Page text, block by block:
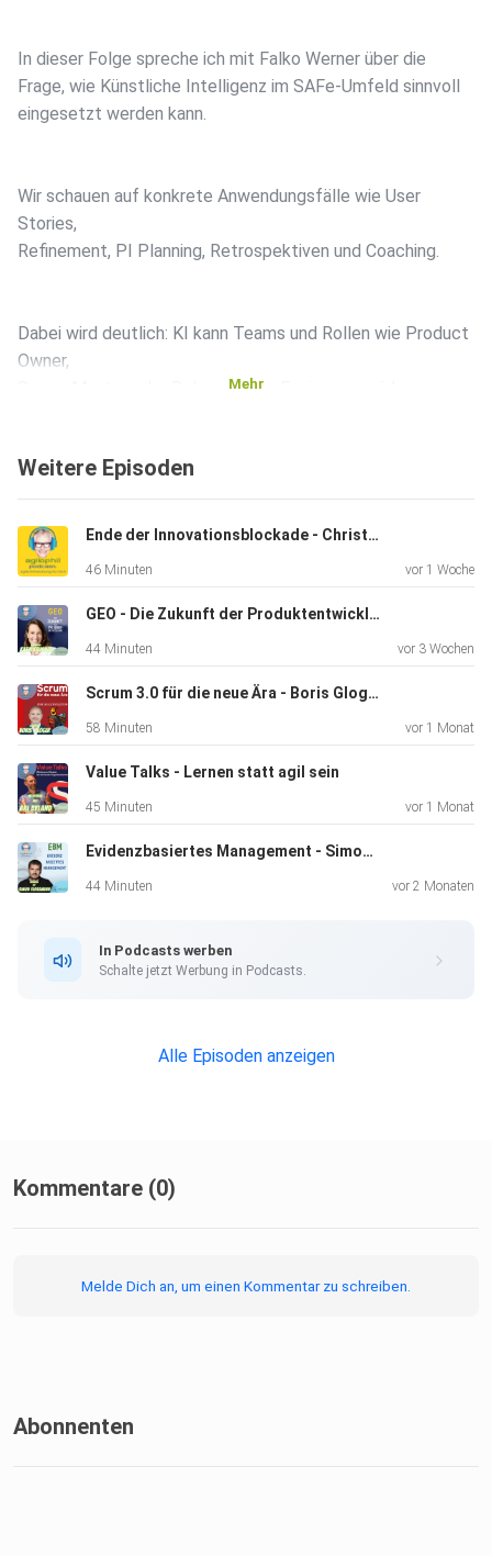
In dieser Folge spreche ich mit Falko Werner über die
Frage, wie Künstliche Intelligenz im SAFe-Umfeld sinnvoll
eingesetzt werden kann.
Wir schauen auf konkrete Anwendungsfälle wie User
Stories,
Refinement, PI Planning, Retrospektiven und Coaching.
Dabei wird deutlich: KI kann Teams und Rollen wie Product
Owner,
Scrum Master oder Release Train Engineers spürbar
Wir sprechen außerdem über passende Tools, Grenzen,
Datenschutz
und die Frage, warum Ausprobieren oft der beste Einstieg
ist.
Das zentrale Learning: KI ist kein Selbstläufer, aber ein sehr
wirksames Werkzeug, wenn Klarheit, Kontext und
zusammenkommen.
KI ist allgegenwärtig - niemand sollte mehr darauf
verzichten.
Dein agilophiler Frank
Mehr
Weitere Episoden
Ende der Innovationsblockade - Christoph Schmiedinger
46 Minuten vor 1 Woche
GEO - Die Zukunft der Produktentwicklung
44 Minuten vor 3 Wochen
Scrum 3.0 für die neue Ära - Boris Gloger
58 Minuten vor 1 Monat
Value Talks - Lernen statt agil sein
45 Minuten vor 1 Monat
Evidenzbasiertes Management - Simon Flossmann
44 Minuten vor 2 Monaten
In Podcasts werben
Schalte jetzt Werbung in Podcasts.
Alle Episoden anzeigen
Kommentare (0)
Melde Dich an, um einen Kommentar zu schreiben.
Abonnenten